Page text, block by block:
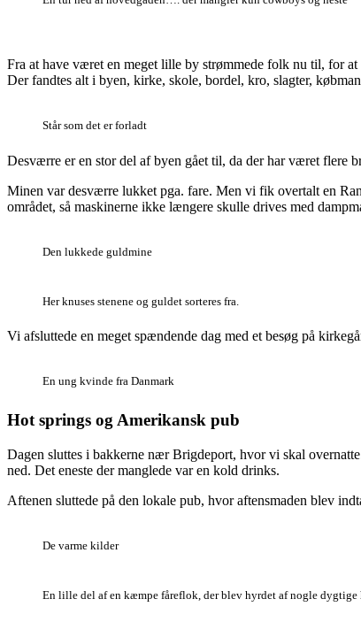
Fra at have været en meget lille by strømmede folk nu til, for
Der fandtes alt i byen, kirke, skole, bordel, kro, slagter,
Står som det er forladt
Desværre er en stor del af byen gået til, da der har været flere
Minen var desværre lukket pga. fare. Men vi fik overtalt en
området, så maskinerne ikke længere skulle drives med
Den lukkede guldmine
Her knuses stenene og guldet sorteres fra.
Vi afsluttede en meget spændende dag med et besøg på
En ung kvinde fra Danmark
Hot springs og Amerikansk pub
Dagen sluttes i bakkerne nær Brigdeport, hvor vi skal
ned. Det eneste der manglede var en kold drinks.
Aftenen sluttede på den lokale pub, hvor aftensmaden blev
De varme kilder
En lille del af en kæmpe fåreflok, der blev hyrdet af nogle dygtige